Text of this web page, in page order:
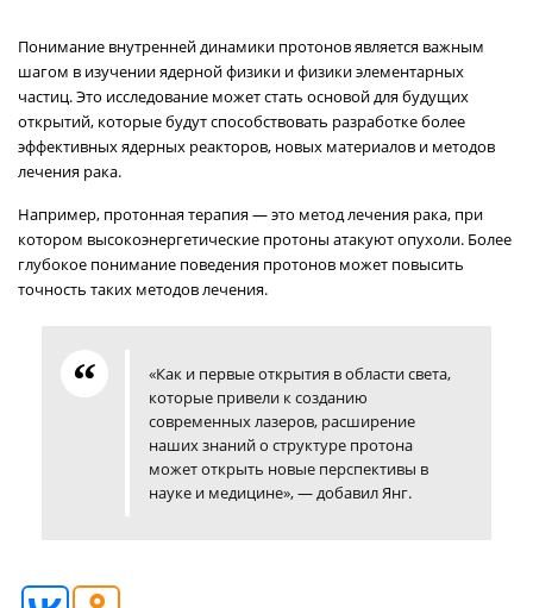
Понимание внутренней динамики протонов является важным
шагом в изучении ядерной физики и физики элементарных
частиц. Это исследование может стать основой для будущих
открытий, которые будут способствовать разработке более
эффективных ядерных реакторов, новых материалов и методов
лечения рака.
Например, протонная терапия — это метод лечения рака, при
котором высокоэнергетические протоны атакуют опухоли. Более
глубокое понимание поведения протонов может повысить
точность таких методов лечения.
«Как и первые открытия в области света,
которые привели к созданию
современных лазеров, расширение
наших знаний о структуре протона
может открыть новые перспективы в
науке и медицине», — добавил Янг.